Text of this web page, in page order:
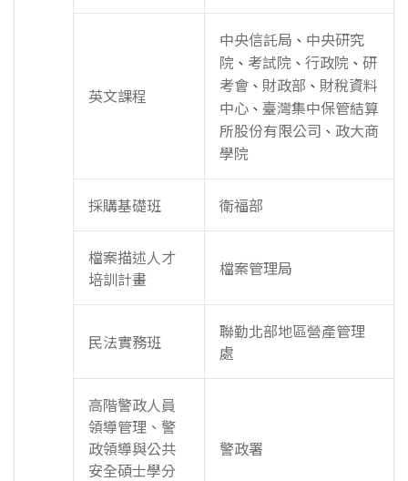
英文課程
中央信託局 、 中央研究
院 、 考試院 、 行政院 、 研
考會 、 財政部 、 財稅資料
中心 、 臺灣集中保管結算
所股份有限公司 、 政大商
學院
採購基礎班 衛福部
檔案描述人才
培訓計畫
檔案管理局
民法實務班
聯勤北部地區營產管理
處
高階警政人員
領導管理、警
政領導與公共
安全碩士學分
警政署